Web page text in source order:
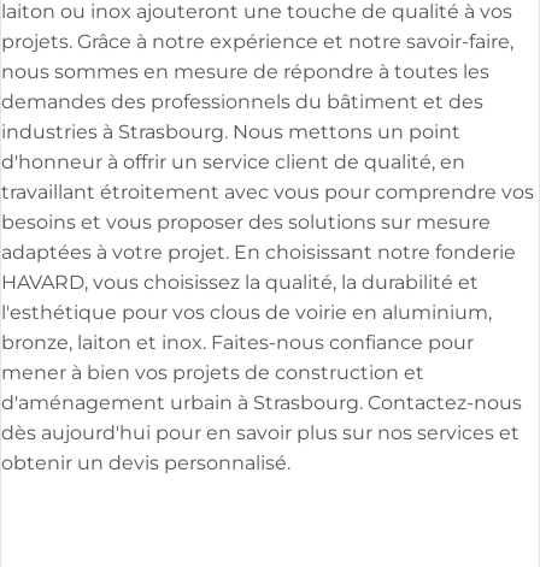
laiton ou inox ajouteront une touche de qualité à vos
projets. Grâce à notre expérience et notre savoir-faire,
nous sommes en mesure de répondre à toutes les
demandes des professionnels du bâtiment et des
industries à Strasbourg. Nous mettons un point
d'honneur à offrir un service client de qualité, en
travaillant étroitement avec vous pour comprendre vos
besoins et vous proposer des solutions sur mesure
adaptées à votre projet. En choisissant notre fonderie
HAVARD, vous choisissez la qualité, la durabilité et
l'esthétique pour vos clous de voirie en aluminium,
bronze, laiton et inox. Faites-nous confiance pour
mener à bien vos projets de construction et
d'aménagement urbain à Strasbourg. Contactez-nous
dès aujourd'hui pour en savoir plus sur nos services et
obtenir un devis personnalisé.